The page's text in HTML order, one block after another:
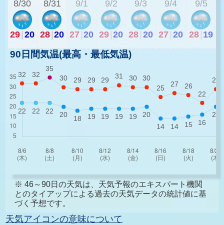
8/30
29 20
8/31
28 20
9/1
27 20
9/2
29 20
9/3
28 20
9/4
27 20
9/5
28 19
90日間気温(最高・最低気温)
※ 46～90日の天気は、天気予報のエキスパート機関
とのタイアップによる過去の天気データの統計値に基
づく予想です。
天気アイコンの意味について